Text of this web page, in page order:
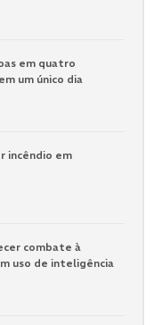
em quatro
um único dia
incêndio em
combate à
uso de inteligência